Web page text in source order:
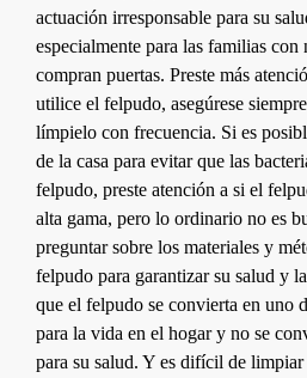
actuación irresponsable para su
especialmente para las familias con
compran puertas. Preste más
utilice el felpudo, asegúrese
límpielo con frecuencia. Si es
de la casa para evitar que las
felpudo, preste atención a si el
alta gama, pero lo ordinario no es
preguntar sobre los materiales y
felpudo para garantizar su salud y
que el felpudo se convierta en uno
para la vida en el hogar y no se
para su salud. Y es difícil de